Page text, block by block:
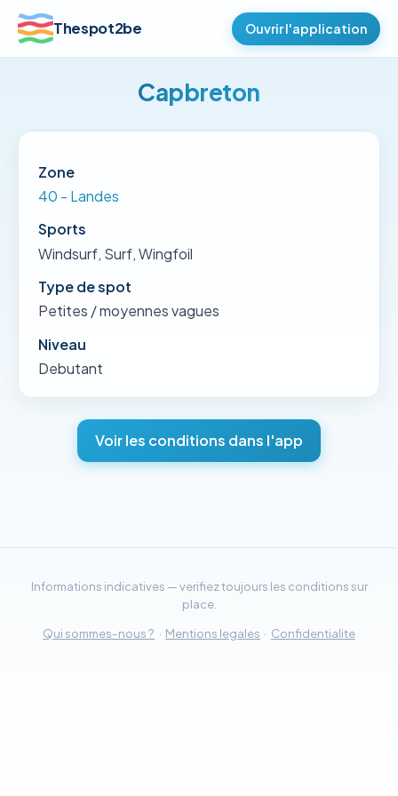
Thespot2be Ouvrir l'application
Capbreton
Zone
40 - Landes
Sports
Windsurf, Surf, Wingfoil
Type de spot
Petites / moyennes vagues
Niveau
Debutant
Voir les conditions dans l'app
Informations indicatives — verifiez toujours les conditions sur
place.
Qui sommes-nous ? · Mentions legales · Confidentialite